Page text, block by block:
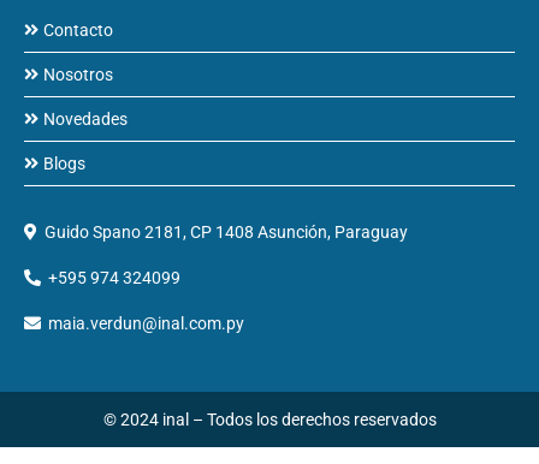
Contacto
Nosotros
Novedades
Blogs
Guido Spano 2181, CP 1408 Asunción, Paraguay
+595 974 324099
maia.verdun@inal.com.py
© 2024 inal – Todos los derechos reservados